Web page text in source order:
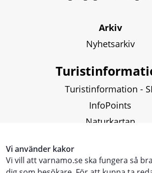
Vi använder kakor
Vi vill att varnamo.se ska fungera så
Arkiv
Nyhetsarkiv
Turistinformation -
InfoPoints
Naturkartan
Touristinformation -